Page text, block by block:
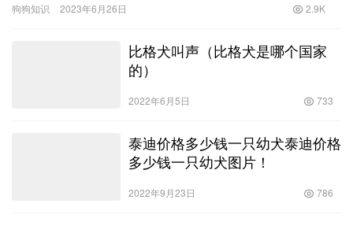
关键的…
狗狗知识 2023年6月26日 2.9K
比格犬叫声（比格犬是哪个国家
的）
2022年6月5日 733
泰迪价格多少钱一只幼犬泰迪价格
多少钱一只幼犬图片！
2022年9月23日 786